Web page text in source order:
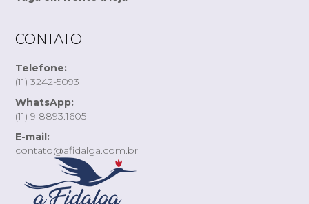
CONTATO
Telefone:
(11) 3242-5093
WhatsApp:
(11) 9 8893.1605
E-mail:
contato@afidalga.com.br